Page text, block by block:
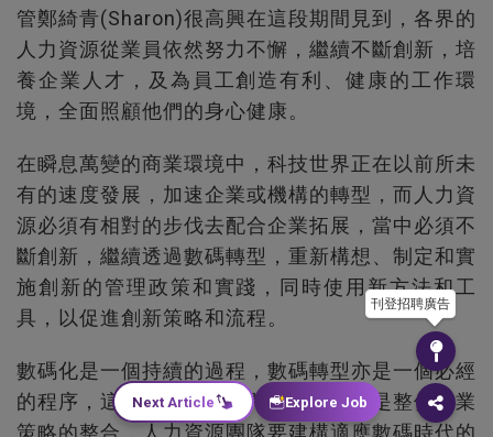
管鄭綺青(Sharon)很高興在這段期間見到，各界的
人力資源從業員依然努力不懈，繼續不斷創新，培
養企業人才，及為員工創造有利、健康的工作環
境，全面照顧他們的身心健康。
在瞬息萬變的商業環境中，科技世界正在以前所未
有的速度發展，加速企業或機構的轉型，而人力資
源必須有相對的步伐去配合企業拓展，當中必須不
斷創新，繼續透過數碼轉型，重新構想、制定和實
施創新的管理政策和實踐，同時使用新方法和工
具，以促進創新策略和流程。
數碼化是一個持續的過程，數碼轉型亦是一個必經
的程序，這不單是個別部門的努力，而是整個企業
策略的整合，人力資源團隊要建構適應數碼時代的
刊登招聘廣告
Next Article Explore Job